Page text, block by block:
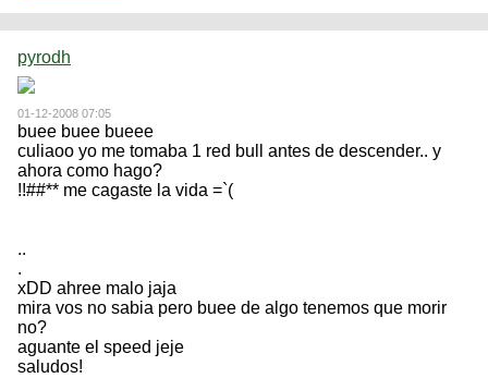
pyrodh
01-12-2008 07:05
buee buee bueee
culiaoo yo me tomaba 1 red bull antes de descender.. y
ahora como hago?
!!##** me cagaste la vida =`(
..
.
xDD ahree malo jaja
mira vos no sabia pero buee de algo tenemos que morir
no?
aguante el speed jeje
saludos!